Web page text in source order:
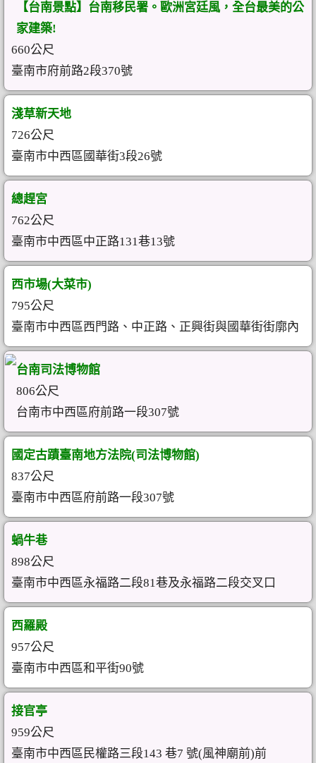
【台南景點】台南移民署。歐洲宮廷風，全台最美的公
家建築!
660公尺
臺南市府前路2段370號
淺草新天地
726公尺
臺南市中西區國華街3段26號
總趕宮
762公尺
臺南市中西區中正路131巷13號
西市場(大菜市)
795公尺
臺南市中西區西門路、中正路、正興街與國華街街廓內
台南司法博物館
806公尺
台南市中西區府前路一段307號
國定古蹟臺南地方法院(司法博物館)
837公尺
臺南市中西區府前路一段307號
蝸牛巷
898公尺
臺南市中西區永福路二段81巷及永福路二段交叉口
西羅殿
957公尺
臺南市中西區和平街90號
接官亭
959公尺
臺南市中西區民權路三段143 巷7 號(風神廟前)前